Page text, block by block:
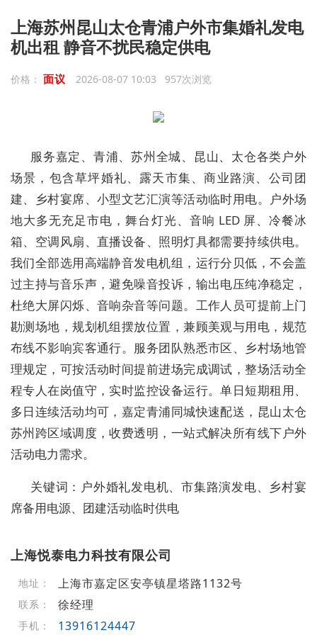
上海苏州昆山太仓青浦户外市集婚礼发电
机出租 静音不扰民稳定供电
价格： 面议 2026-08-07 10:03 957次浏览
服务嘉定、青浦、苏州全城、昆山、太仓各类户外
场景，包含草坪婚礼、露天市集、商业路演、公司团
建、乡村宴席、小型文艺汇演等活动临时用电。户外场
地大多无充足市电，舞台灯光、音响 LED 屏、冷餐冰
箱、空调风扇、直播设备、照明灯具都需要持续供电。
我们全部选用高端静音发电机组，运行分贝低，不会盖
过主持与音乐声，避免噪音投诉，输出电压纯净稳定，
杜绝大屏闪烁、音响杂音等问题。工作人员可提前上门
勘测场地，规划机组摆放位置，兼顾美观与用电，规范
布线不影响宾客通行。服务团队熟悉市区、乡村场地管
理规定，可按活动时间提前进场完成调试，整场活动全
程专人在岗值守，实时监控设备运行。单日短期租用、
多日连续活动均可，嘉定青浦同城快速配送，昆山太仓
苏州跨区域调度，收费透明，一站式解决所有线下户外
活动电力需求。
关键词：户外婚礼发电机、市集路演发电、乡村宴
席备用电源、团建活动临时供电
上海悦泰电力科技有限公司
地址： 上海市嘉定区安亭镇星塔路1132号
联系： 徐经理
手机： 13916124447